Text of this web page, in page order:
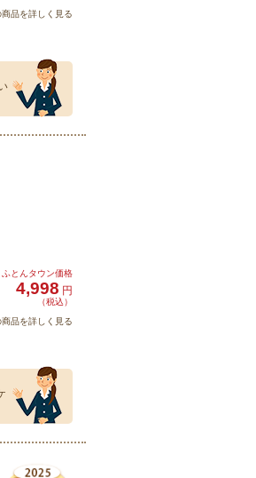
商品を詳しく見る
ふとんタウン価格
4,998 円
（税込）
商品を詳しく見る